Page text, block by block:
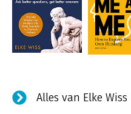
Alles van Elke Wiss